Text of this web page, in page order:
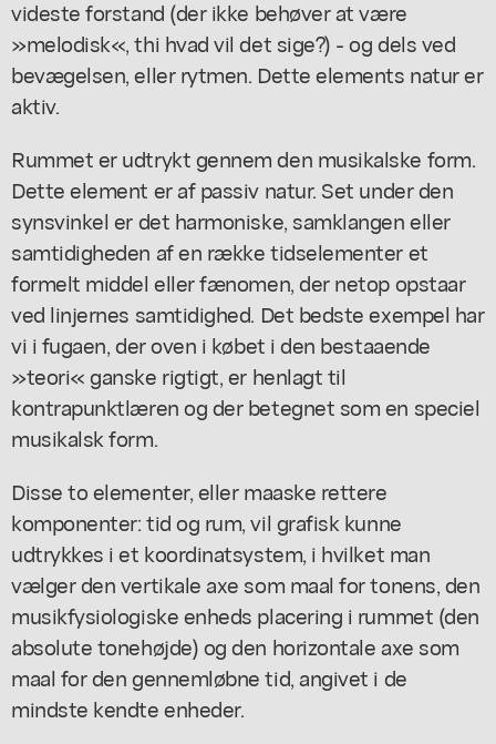
videste forstand (der ikke behøver at være
»melodisk«, thi hvad vil det sige?) - og dels ved
bevægelsen, eller rytmen. Dette elements natur er
aktiv.
Rummet er udtrykt gennem den musikalske form.
Dette element er af passiv natur. Set under den
synsvinkel er det harmoniske, samklangen eller
samtidigheden af en række tidselementer et
formelt middel eller fænomen, der netop opstaar
ved linjernes samtidighed. Det bedste exempel har
vi i fugaen, der oven i købet i den bestaaende
»teori« ganske rigtigt, er henlagt til
kontrapunktlæren og der betegnet som en speciel
musikalsk form.
Disse to elementer, eller maaske rettere
komponenter: tid og rum, vil grafisk kunne
udtrykkes i et koordinatsystem, i hvilket man
vælger den vertikale axe som maal for tonens, den
musikfysiologiske enheds placering i rummet (den
absolute tonehøjde) og den horizontale axe som
maal for den gennemløbne tid, angivet i de
mindste kendte enheder.